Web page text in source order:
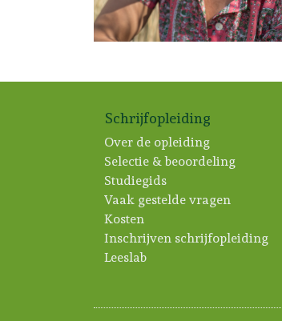
Schrijfopleiding
Over de opleiding
Selectie & beoordeling
Studiegids
Vaak gestelde vragen
Kosten
Inschrijven schrijfopleiding
Leeslab